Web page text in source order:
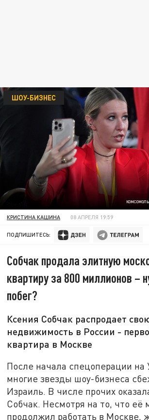
ШОУ-БИЗНЕС
КРИСТИНА КАШИНА 08 АПРЕЛЯ 19:59
ПОДПИШИТЕСЬ:
Собчак продала элитную
квартиру за 800 миллионов –
побег?
Ксения Собчак распродает
недвижимость в России -
квартира в Москве
После начала спецоперации на
многие звезды шоу-бизнеса
Израиль. В числе прочих
Собчак. Несмотря на то, что её
продолжил работать в Москве,